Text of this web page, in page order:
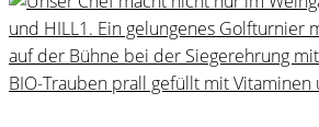
BIO-Trauben prall gefüllt mit Vitaminen